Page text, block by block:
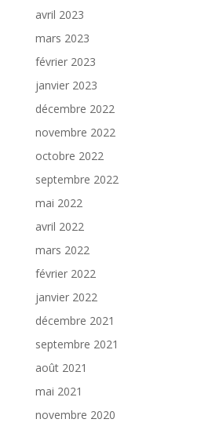
avril 2023
mars 2023
février 2023
janvier 2023
décembre 2022
novembre 2022
octobre 2022
septembre 2022
mai 2022
avril 2022
mars 2022
février 2022
janvier 2022
décembre 2021
septembre 2021
août 2021
mai 2021
novembre 2020